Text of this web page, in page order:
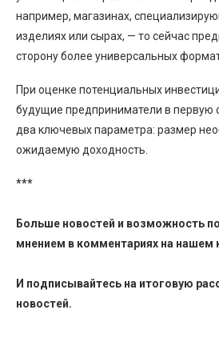
например, магазинах,
изделиях или сырах, — то сейчас
сторону более универсальных
При оценке потенциальных
будущие предприниматели в первую
два ключевых параметра: размер
ожидаемую доходность.
***
Больше новостей и возможность
мнением в комментариях на нашем
И подписывайтесь на итоговую
новостей.